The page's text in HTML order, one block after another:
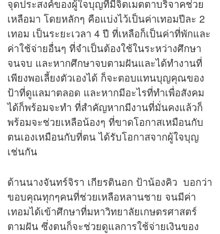
จุดประสงค์ของผู้ใจบุญที่มีจิตเมตตาบริจาคช่วย
เหลือมา โดยหลักๆ คือแบ่งไว้เป็นค่าเทอมปีละ 2
เทอม เป็นระยะเวลา 4 ปี ที่เหลือก็เป็นค่าที่พักและ
ค่าใช้จ่ายอื่นๆ ที่จำเป็นต้องใช้ในระหว่างศึกษา
จนจบ และหากศึกษาจบตามฝันและได้ทำงานที่
เพียงพอเลี้ยงตัวเองได้ ก็จะตอบแทนบุญคุณของ
ป้าที่ดูแลมาตลอด และหากมีอะไรที่ทำเพื่อสังคม
ได้ก็พร้อมจะทำ ที่สำคัญหากมีงานที่มั่นคงแล้วก็
พร้อมจะช่วยเหลือน้องๆ ที่ขาดโอกาสเหมือนกับ
ตนเองเหมือนกับที่ตน ได้รับโอกาสจากผู้ใจบุญ
เช่นกัน
ด้านนางจันทร์จิรา เกียรตินอก ป้าน้องคิว บอกว่า
ขอบคุณทุกๆคนที่ช่วยเหลือหลานชาย จนมีค่า
เทอมได้เข้าศึกษาที่มหาวิทยาลัยเกษตรศาสตร์
ตามฝัน ซึ่งตนก็จะช่วยดูแลการใช้จ่ายเงินของ